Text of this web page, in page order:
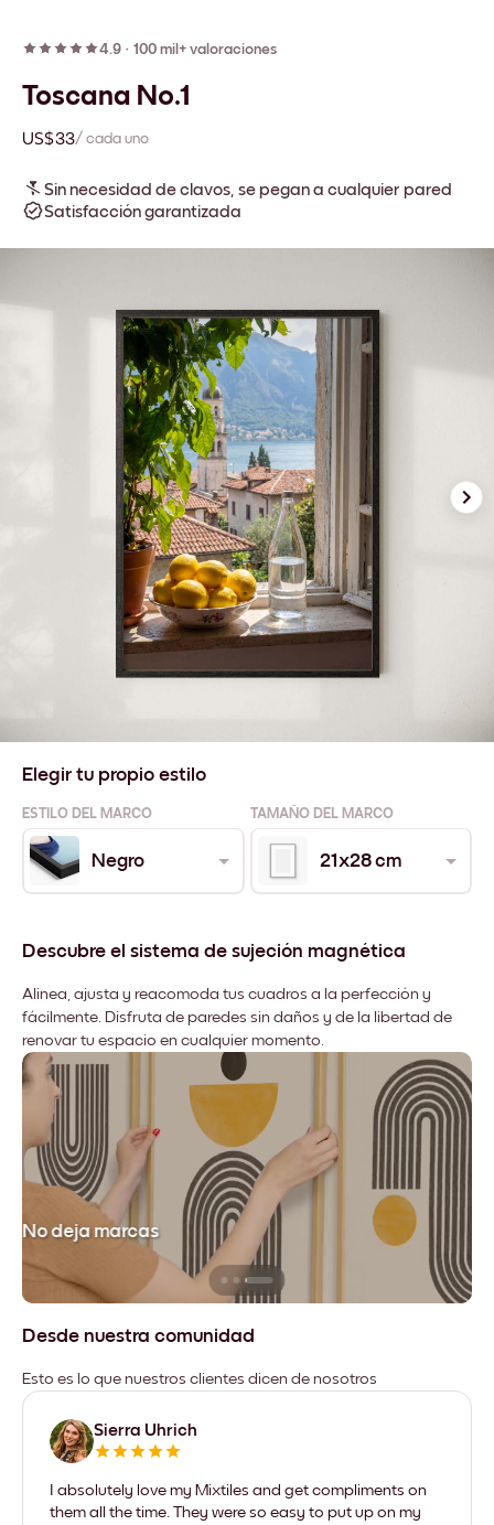
4.9 · 100 mil+ valoraciones
Toscana No.1
US$33/ cada uno
Sin necesidad de clavos, se pegan a cualquier pared
Satisfacción garantizada
Elegir tu propio estilo
ESTILO DEL MARCO TAMAÑO DEL MARCO
Negro 21x28 cm
Descubre el sistema de sujeción magnética
Alinea, ajusta y reacomoda tus cuadros a la perfección y
fácilmente. Disfruta de paredes sin daños y de la libertad de
renovar tu espacio en cualquier momento.
No deja marcas
Desde nuestra comunidad
Esto es lo que nuestros clientes dicen de nosotros
Sierra Uhrich
I absolutely love my Mixtiles and get compliments on
them all the time. They were so easy to put up on my